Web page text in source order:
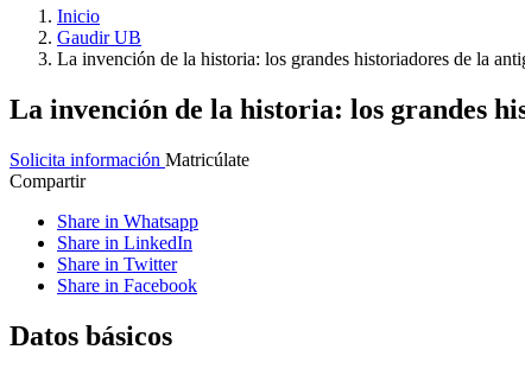
Inicio
Gaudir UB
La invención de la historia: los grandes historiadores de la
La invención de la historia: los grandes
Solicita información Matricúlate
Compartir
Share in Whatsapp
Share in LinkedIn
Share in Twitter
Share in Facebook
Datos básicos